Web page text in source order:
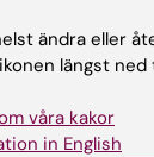
ändra eller
längst
våra kakor
in English